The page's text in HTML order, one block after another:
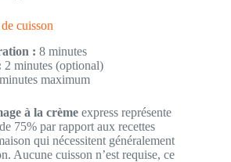
cuisson
: 8 minutes
2 minutes (optional)
maximum
à la crème express représente
75% par rapport aux recettes
qui nécessitent généralement
Aucune cuisson n’est requise, ce